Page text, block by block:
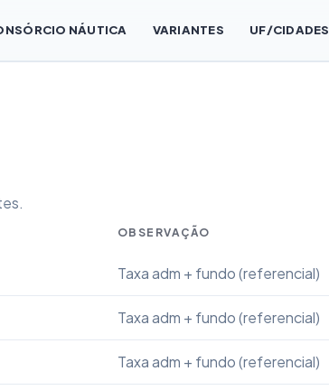
NÁUTICA VARIANTES UF/CIDADES
OBSERVAÇÃO
Taxa adm + fundo (referencial)
Taxa adm + fundo (referencial)
Taxa adm + fundo (referencial)